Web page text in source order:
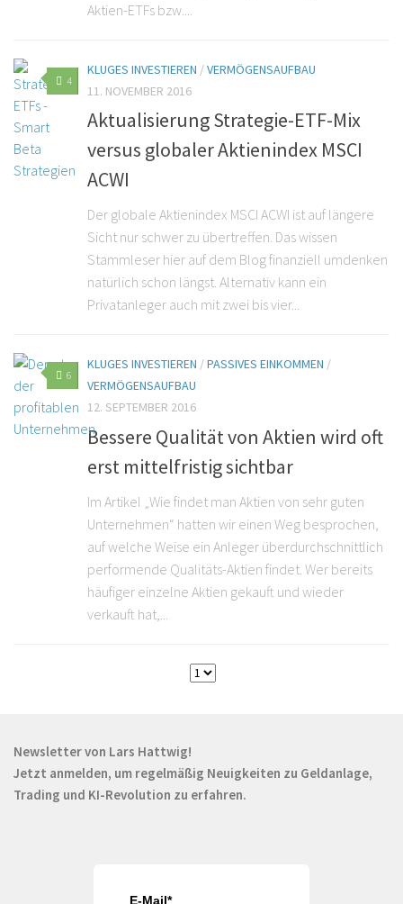
Aktien-ETFs bzw....
4
KLUGES INVESTIEREN /VERMÖGENSAUFBAU
11. NOVEMBER 2016
Aktualisierung Strategie-ETF-Mix
versus globaler Aktienindex MSCI
ACWI
Der globale Aktienindex MSCI ACWI ist auf längere
Sicht nur schwer zu übertreffen. Das wissen
Stammleser hier auf dem Blog finanziell umdenken
natürlich schon längst. Alternativ kann ein
Privatanleger auch mit zwei bis vier...
6
KLUGES INVESTIEREN /PASSIVES EINKOMMEN /
VERMÖGENSAUFBAU
12. SEPTEMBER 2016
Bessere Qualität von Aktien wird oft
erst mittelfristig sichtbar
Im Artikel „Wie findet man Aktien von sehr guten
Unternehmen“ hatten wir einen Weg besprochen,
auf welche Weise ein Anleger überdurchschnittlich
performende Qualitäts-Aktien findet. Wer bereits
häufiger einzelne Aktien gekauft und wieder
verkauft hat,...
Newsletter von Lars Hattwig!
Jetzt anmelden, um regelmäßig Neuigkeiten zu Geldanlage,
Trading und KI-Revolution zu erfahren.
E-Mail*